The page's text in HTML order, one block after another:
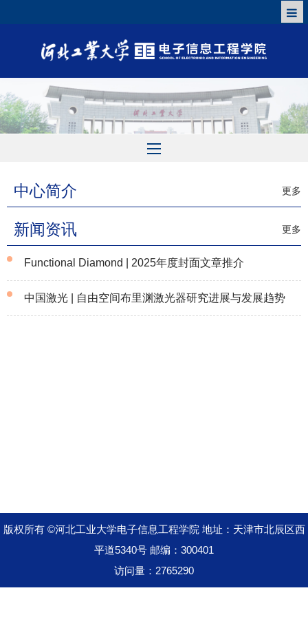
更多
中心简介
更多
新闻资讯
Functional Diamond | 2025年度封面文章推介
2026-06-23
中国激光 | 自由空间布里渊激光器研究进展与发展趋势
版权所有 ©河北工业大学电子信息工程学院 地址：天津市北辰区西
平道5340号 邮编：300401
访问量： 2765290